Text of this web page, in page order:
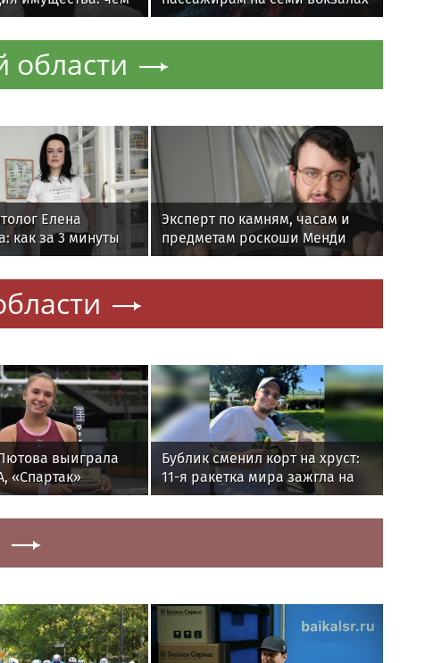
процесс над
Москвы
области
Елена
как за 3 минуты
равновесие
Эксперт по камням, часам и
предметам роскоши Менди
Лифшиц: какие украшения не
любят солнца моря и бассейн
выиграла
«Спартак»
в РПЛ.
Бублик сменил корт на хруст:
11-я ракетка мира зажгла на
Дне Огурца в Суздале